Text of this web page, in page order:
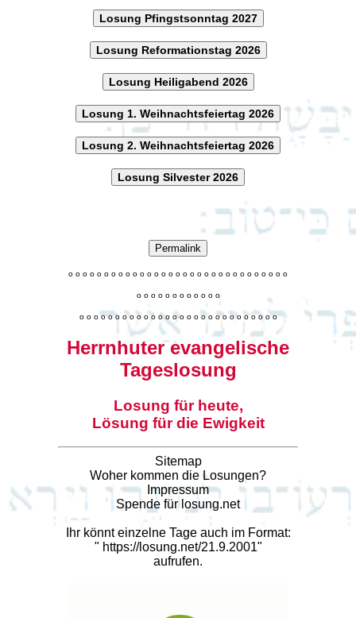
Losung Pfingstsonntag 2027
Losung Reformationstag 2026
Losung Heiligabend 2026
Losung 1. Weihnachtsfeiertag 2026
Losung 2. Weihnachtsfeiertag 2026
Losung Silvester 2026
Permalink
o o o o o o o o o o o o o o o o o o o o o o o o o o o o o o o
o o o o o o o o o o o o
o o o o o o o o o o o o o o o o o o o o o o o o o o o o
Herrnhuter evangelische
Tageslosung
Losung für heute,
Lösung für die Ewigkeit
Sitemap
Woher kommen die Losungen?
Impressum
Spende für losung.net
Ihr könnt einzelne Tage auch im Format:
" https://losung.net/21.9.2001"
aufrufen.